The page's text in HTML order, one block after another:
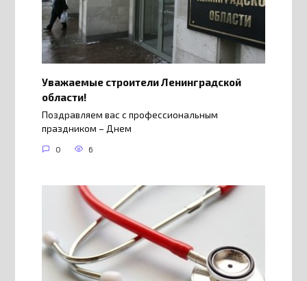
Уважаемые строители Ленинградской
области!
Поздравляем вас с профессиональным
праздником – Днем
0 6